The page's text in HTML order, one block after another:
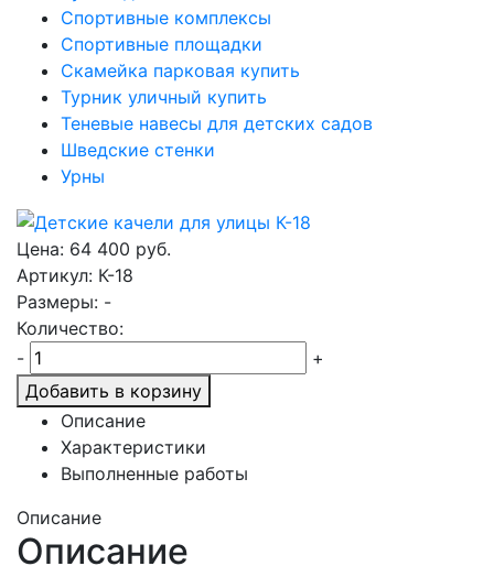
Спортивные комплексы
Спортивные площадки
Скамейка парковая купить
Турник уличный купить
Теневые навесы для детских садов
Шведские стенки
Урны
Цена: 64 400 руб.
Артикул: К-18
Размеры: -
Количество:
-
+
Добавить в корзину
Описание
Характеристики
Выполненные работы
Описание
Описание